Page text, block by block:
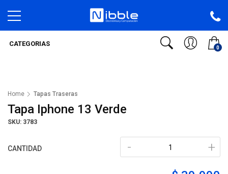
0
CATEGORIAS
Home Tapas Traseras
Tapa Iphone 13 Verde
SKU: 3783
CANTIDAD +
-